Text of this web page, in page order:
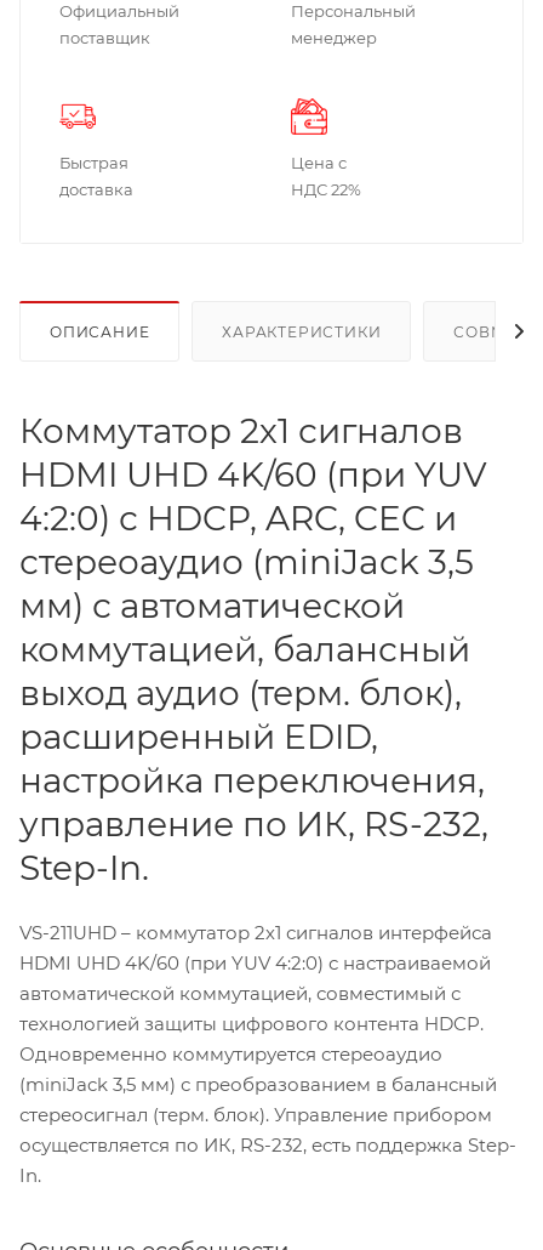
Официальный
поставщик
Персональный
менеджер
Быстрая
доставка
Цена с
НДС 22%
ОПИСАНИЕ ХАРАКТЕРИСТИКИ
Коммутатор 2х1 сигналов
HDMI UHD 4K/60 (при YUV
4:2:0) с HDCP, ARC, CEC и
стереоаудио (miniJack 3,5
мм) с автоматической
коммутацией, балансный
выход аудио (терм. блок),
расширенный EDID,
настройка переключения,
управление по ИК, RS-232,
Step-In.
VS-211UHD – коммутатор 2х1 сигналов интерфейса
HDMI UHD 4K/60 (при YUV 4:2:0) с настраиваемой
автоматической коммутацией, совместимый с
технологией защиты цифрового контента HDCP.
Одновременно коммутируется стереоаудио
(miniJack 3,5 мм) с преобразованием в балансный
стереосигнал (терм. блок). Управление прибором
осуществляется по ИК, RS-232, есть поддержка Step-
In.